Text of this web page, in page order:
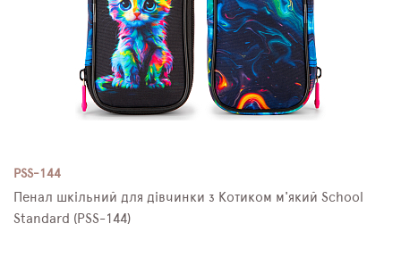
PSS-144
Пенал шкільний для дівчинки з Котиком м'який School
Standard (PSS-144)